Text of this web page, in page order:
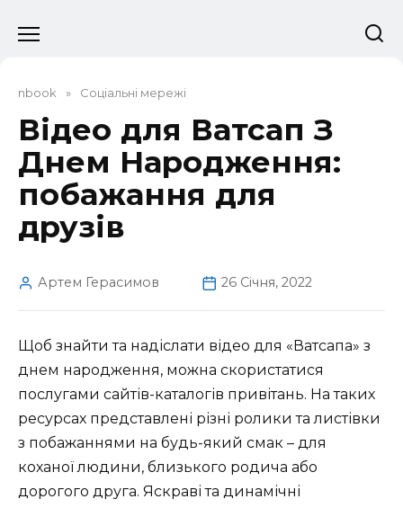
до
nbook » Соціальні мережі
Відео для Ватсап З
Днем Народження:
побажання для
друзів
Артем Герасимов 26 Січня, 2022
Щоб знайти та надіслати відео для «Ватсапа» з
днем народження, можна скористатися
послугами сайтів-каталогів привітань. На таких
ресурсах представлені різні ролики та листівки
з побажаннями на будь-який смак – для
коханої людини, близького родича або
дорогого друга. Яскраві та динамічні